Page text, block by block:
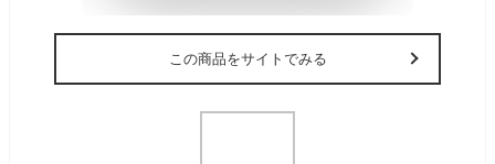
この商品をサイトでみる